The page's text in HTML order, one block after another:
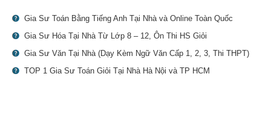
Gia Sư Toán Bằng Tiếng Anh Tại Nhà và Online Toàn Quốc
Gia Sư Hóa Tại Nhà Từ Lớp 8 – 12, Ôn Thi HS Giỏi
Gia Sư Văn Tại Nhà (Dạy Kèm Ngữ Văn Cấp 1, 2, 3, Thi THPT)
TOP 1 Gia Sư Toán Giỏi Tại Nhà Hà Nội và TP HCM